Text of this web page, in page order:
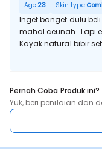
Age:23 Skin type:
Inget banget dulu
mahal ceunah. Tapi
Kayak natural bibir
Pernah Coba Produk ini?
Yuk, beri penilaian dan